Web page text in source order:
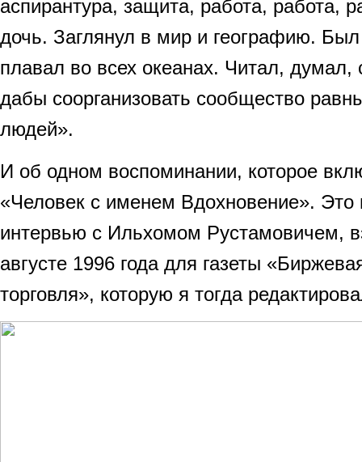
аспирантура, защита, работа, работа,
дочь. Заглянул в мир и географию. Был
плавал во всех океанах. Читал, думал,
дабы сoорганизовать сообщество
людей».
И об одном воспоминании, которое
«Человек с именем Вдохновение». Это
интервью с Ильхомом Рустамовичем,
августе 1996 года для газеты
торговля», которую я тогда